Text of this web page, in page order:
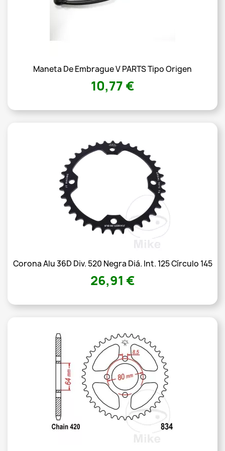
Maneta De Embrague V PARTS Tipo Origen
10,77 €
Corona Alu 36D Div. 520 Negra Diá. Int. 125 Círculo 145
26,91 €